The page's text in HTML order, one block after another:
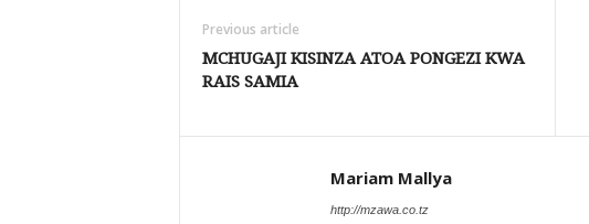
Previous article
MCHUGAJI KISINZA ATOA PONGEZI KWA
RAIS SAMIA
Mariam Mallya
http://mzawa.co.tz